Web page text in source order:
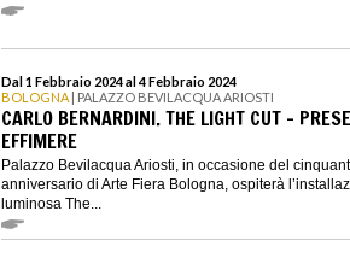
Dal 1 Febbraio 2024 al 4 Febbraio 2024
BOLOGNA | PALAZZO BEVILACQUA ARIOSTI
CARLO BERNARDINI. THE LIGHT CUT –
EFFIMERE
Palazzo Bevilacqua Ariosti, in occasione del
anniversario di Arte Fiera Bologna, ospiterà
luminosa The...